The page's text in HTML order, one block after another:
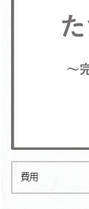
費用